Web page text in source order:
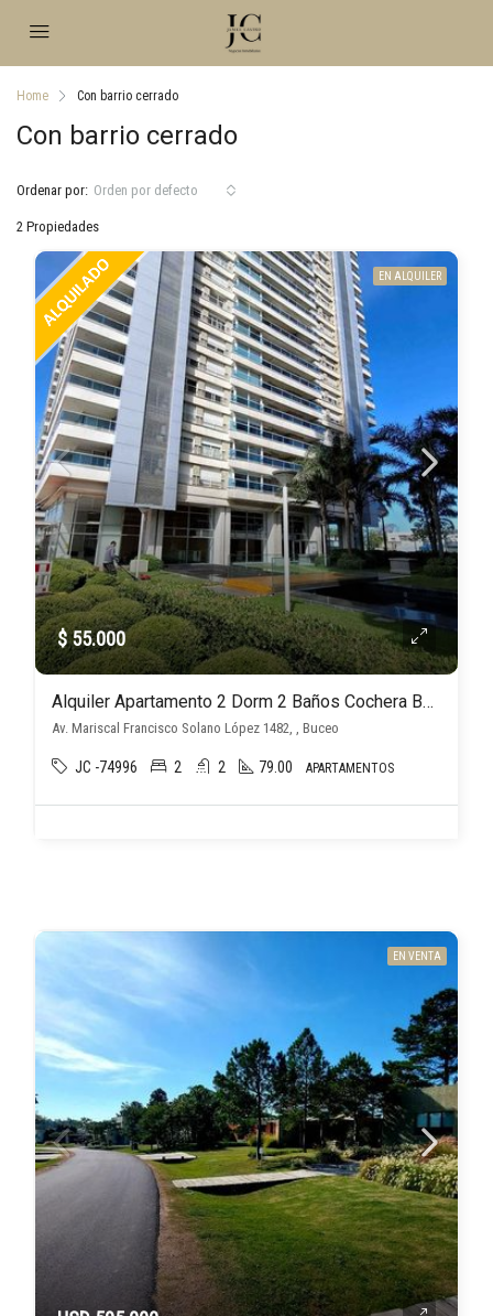
Home Con barrio cerrado
Con barrio cerrado
2 Propiedades
Ordenar por: Orden por defecto
EN ALQUILER
$ 55.000
Alquiler Apartamento 2 Dorm 2 Baños Cochera Box Amenities, Buceo
Av. Mariscal Francisco Solano López 1482, , Buceo
JC -74996 2 2 79.00 APARTAMENTOS
EN VENTA